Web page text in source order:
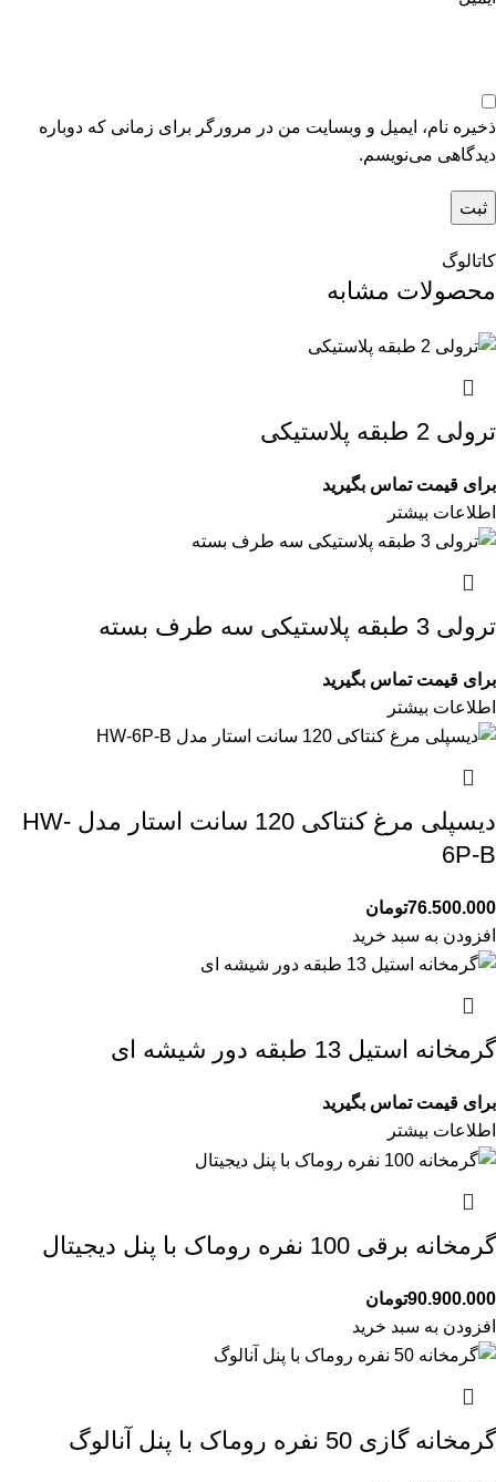
ذخیره نام، ایمیل و وبسایت من در مرورگر برای زمانی که دوباره
دیدگاهی می‌نویسم.
کاتالوگ
محصولات مشابه
ترولی 2 طبقه پلاستیکی
برای قیمت تماس بگیرید
اطلاعات بیشتر
ترولی 3 طبقه پلاستیکی سه طرف بسته
برای قیمت تماس بگیرید
اطلاعات بیشتر
دیسپلی مرغ کنتاکی 120 سانت استار مدل HW-
6P-B
76.500.000تومان
افزودن به سبد خرید
گرمخانه استیل 13 طبقه دور شیشه ای
برای قیمت تماس بگیرید
اطلاعات بیشتر
گرمخانه برقی 100 نفره روماک با پنل دیجیتال
90.900.000تومان
افزودن به سبد خرید
گرمخانه گازی 50 نفره روماک با پنل آنالوگ